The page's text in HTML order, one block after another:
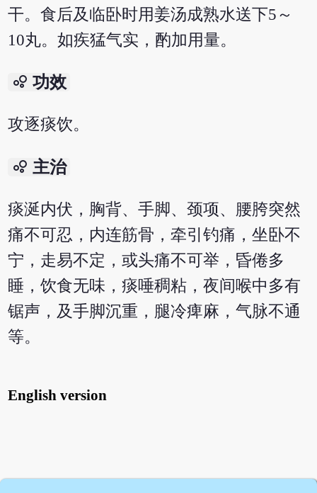
干。食后及临卧时用姜汤成熟水送下5～
10丸。如疾猛气实，酌加用量。
bubble_chart 功效
攻逐痰饮。
bubble_chart 主治
痰涎内伏，胸背、手脚、颈项、腰胯突然
痛不可忍，内连筋骨，牵引钓痛，坐卧不
宁，走易不定，或头痛不可举，昏倦多
睡，饮食无味，痰唾稠粘，夜间喉中多有
锯声，及手脚沉重，腿冷痺麻，气脉不通
等。
English version